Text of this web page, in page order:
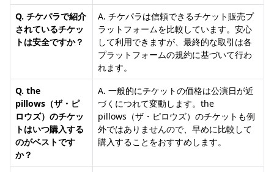
Q. チケパラで紹介
されているチケッ
トは安全ですか？
A. チケパラは信頼できるチケット販売プ
ラットフォームを比較しています。安心
して利用できますが、最終的な取引は各
プラットフォームの規約に基づいて行わ
れます。
Q. the
pillows（ザ・ピ
ロウズ）のチケッ
トはいつ購入する
のがベストです
か？
A. 一般的にチケットの価格は公演日が近
づくにつれて変動します。the
pillows（ザ・ピロウズ）のチケットも例
外ではありませんので、早めに比較して
購入することをおすすめします。